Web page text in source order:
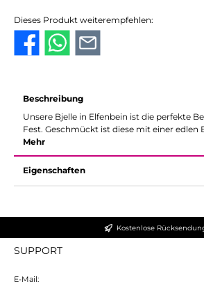
Dieses Produkt weiterempfehlen:
Beschreibung
Unsere Bjelle in Elfenbein ist die perfekte
Fest. Geschmückt ist diese mit einer edlen
Mehr
Eigenschaften
Kostenlose
SUPPORT
E-Mail: